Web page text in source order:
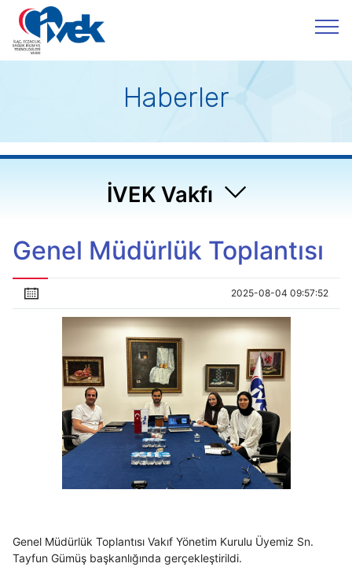
Haberler
İVEK Vakfı
Genel Müdürlük Toplantısı
2025-08-04 09:57:52
Genel Müdürlük Toplantısı Vakıf Yönetim Kurulu Üyemiz Sn.
Tayfun Gümüş başkanlığında gerçekleştirildi.